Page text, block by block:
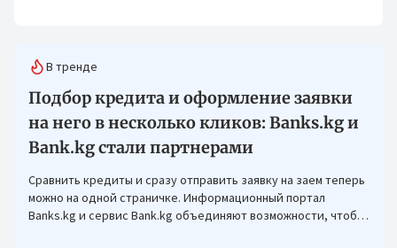
В тренде
Подбор кредита и оформление заявки
на него в несколько кликов: Banks.kg и
Bank.kg стали партнерами
Сравнить кредиты и сразу отправить заявку на заем теперь
можно на одной страничке. Информационный портал
Banks.kg и сервис Bank.kg объединяют возможности, чтобы